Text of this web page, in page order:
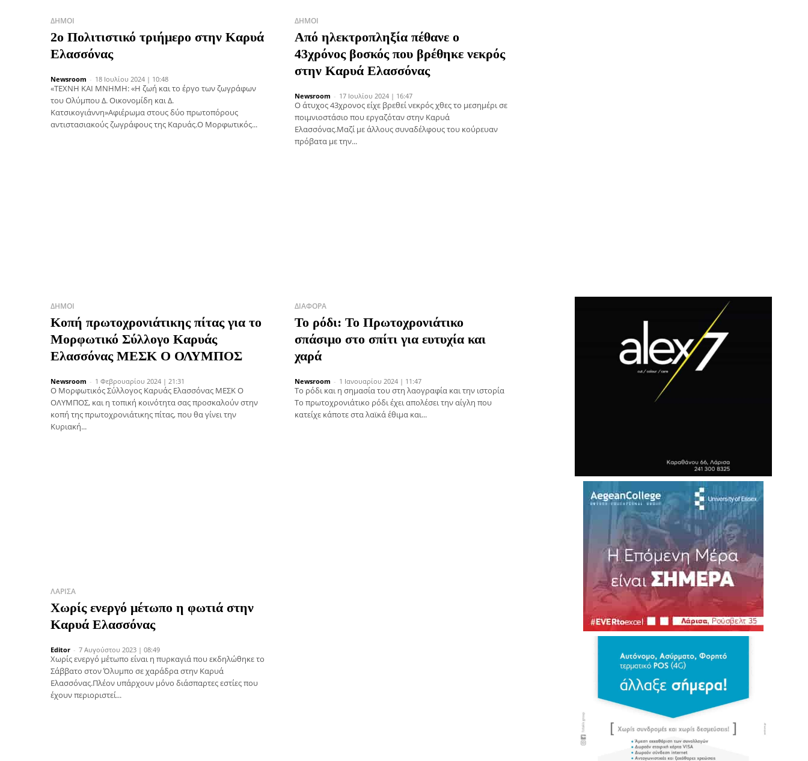
ΔΉΜΟΙ
2o Πολιτιστικό τριήμερο στην Καρυά
Ελασσόνας
Newsroom - 18 Ιουλίου 2024 | 10:48
«ΤΕΧΝΗ ΚΑΙ ΜΝΗΜΗ: «Η ζωή και το έργο των ζωγράφων
του Ολύμπου Δ. Οικονομίδη και Δ.
Κατσικογιάννη»Αφιέρωμα στους δύο πρωτοπόρους
αντιστασιακούς ζωγράφους της Καρυάς.Ο Μορφωτικός...
ΔΉΜΟΙ
Από ηλεκτροπληξία πέθανε ο
43χρόνος βοσκός που βρέθηκε νεκρός
στην Καρυά Ελασσόνας
Newsroom - 17 Ιουλίου 2024 | 16:47
Ο άτυχος 43χρονος είχε βρεθεί νεκρός χθες το μεσημέρι σε
ποιμνιοστάσιο που εργαζόταν στην Καρυά
Ελασσόνας.Μαζί με άλλους συναδέλφους του κούρευαν
πρόβατα με την...
ΔΉΜΟΙ
Κοπή πρωτοχρονιάτικης πίτας για το
Μορφωτικό Σύλλογο Καρυάς
Ελασσόνας ΜΕΣΚ Ο ΟΛΥΜΠΟΣ
Newsroom - 1 Φεβρουαρίου 2024 | 21:31
Ο Μορφωτικός Σύλλογος Καρυάς Ελασσόνας ΜΕΣΚ Ο
ΟΛΥΜΠΟΣ, και η τοπική κοινότητα σας προσκαλούν στην
κοπή της πρωτοχρονιάτικης πίτας, που θα γίνει την
Κυριακή...
ΔΙΆΦΟΡΑ
Το ρόδι: Το Πρωτοχρονιάτικο
σπάσιμο στο σπίτι για ευτυχία και
χαρά
Newsroom - 1 Ιανουαρίου 2024 | 11:47
Το ρόδι και η σημασία του στη λαογραφία και την ιστορία
Το πρωτοχρονιάτικο ρόδι έχει απολέσει την αίγλη που
κατείχε κάποτε στα λαϊκά έθιμα και...
ΛΆΡΙΣΑ
Χωρίς ενεργό μέτωπο η φωτιά στην
Καρυά Ελασσόνας
Editor - 7 Αυγούστου 2023 | 08:49
Χωρίς ενεργό μέτωπο είναι η πυρκαγιά που εκδηλώθηκε το
Σάββατο στον Όλυμπο σε χαράδρα στην Καρυά
Ελασσόνας.Πλέον υπάρχουν μόνο διάσπαρτες εστίες που
έχουν περιοριστεί...